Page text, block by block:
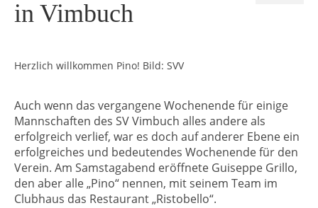
in Vimbuch
Herzlich willkommen Pino! Bild: SVV
Auch wenn das vergangene Wochenende für einige
Mannschaften des SV Vimbuch alles andere als
erfolgreich verlief, war es doch auf anderer Ebene ein
erfolgreiches und bedeutendes Wochenende für den
Verein. Am Samstagabend eröffnete Guiseppe Grillo,
den aber alle „Pino“ nennen, mit seinem Team im
Clubhaus das Restaurant „Ristobello“.